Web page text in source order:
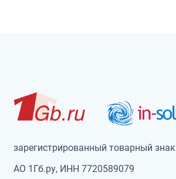
зарегистрированный товарный знак
АО 1Гб.ру, ИНН 7720589079